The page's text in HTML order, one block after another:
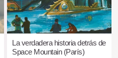
La verdadera historia detrás de
Space Mountain (París)